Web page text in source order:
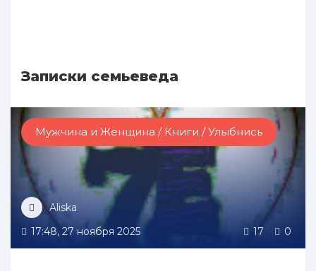
Записки семьеведа
Мужчина и Женщина / Книги / Улыбнись
Aliska
17:48, 27 ноября 2025
17 0